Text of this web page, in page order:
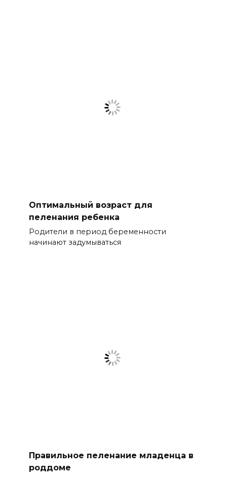
Оптимальный возраст для
пеленания ребенка
Родители в период беременности
начинают задумываться
Правильное пеленание младенца в
роддоме